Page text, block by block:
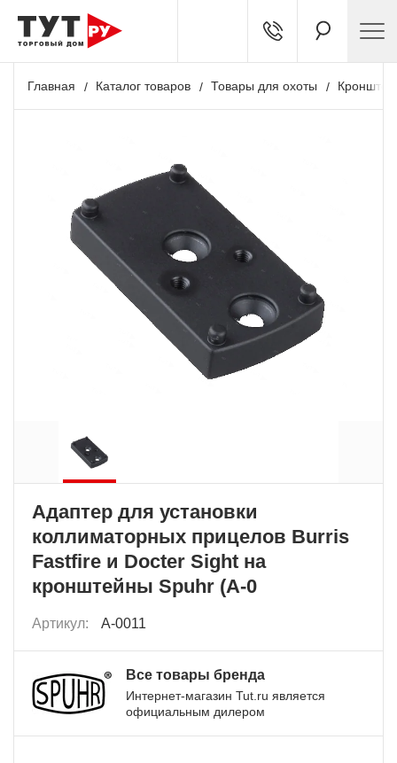
Главная Каталог товаров Товары для охоты
Адаптер для установки
коллиматорных прицелов Burris
Fastfire и Docter Sight на
кронштейны Spuhr (A-0
Артикул: A-0011
Все товары бренда
Интернет-магазин Tut.ru является
официальным дилером